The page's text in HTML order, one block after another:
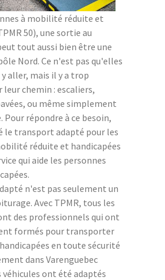
à mobilité réduite et
50), une sortie au
tout aussi bien être une
Nord. Ce n'est pas qu'elles
aller, mais il y a trop
chemin : escaliers,
ou même simplement
répondre à ce besoin,
le transport adapté pour les
réduite et handicapées
qui aide les personnes
n'est pas seulement un
Avec TPMR, tous les
des professionnels qui ont
formés pour transporter
en toute sécurité
dans Varenguebec
véhicules ont été adaptés